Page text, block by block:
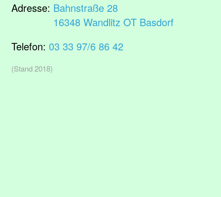
Adresse: Bahnstraße 28
16348 Wandlitz OT Basdorf
Telefon: 03 33 97/6 86 42
(Stand 2018)